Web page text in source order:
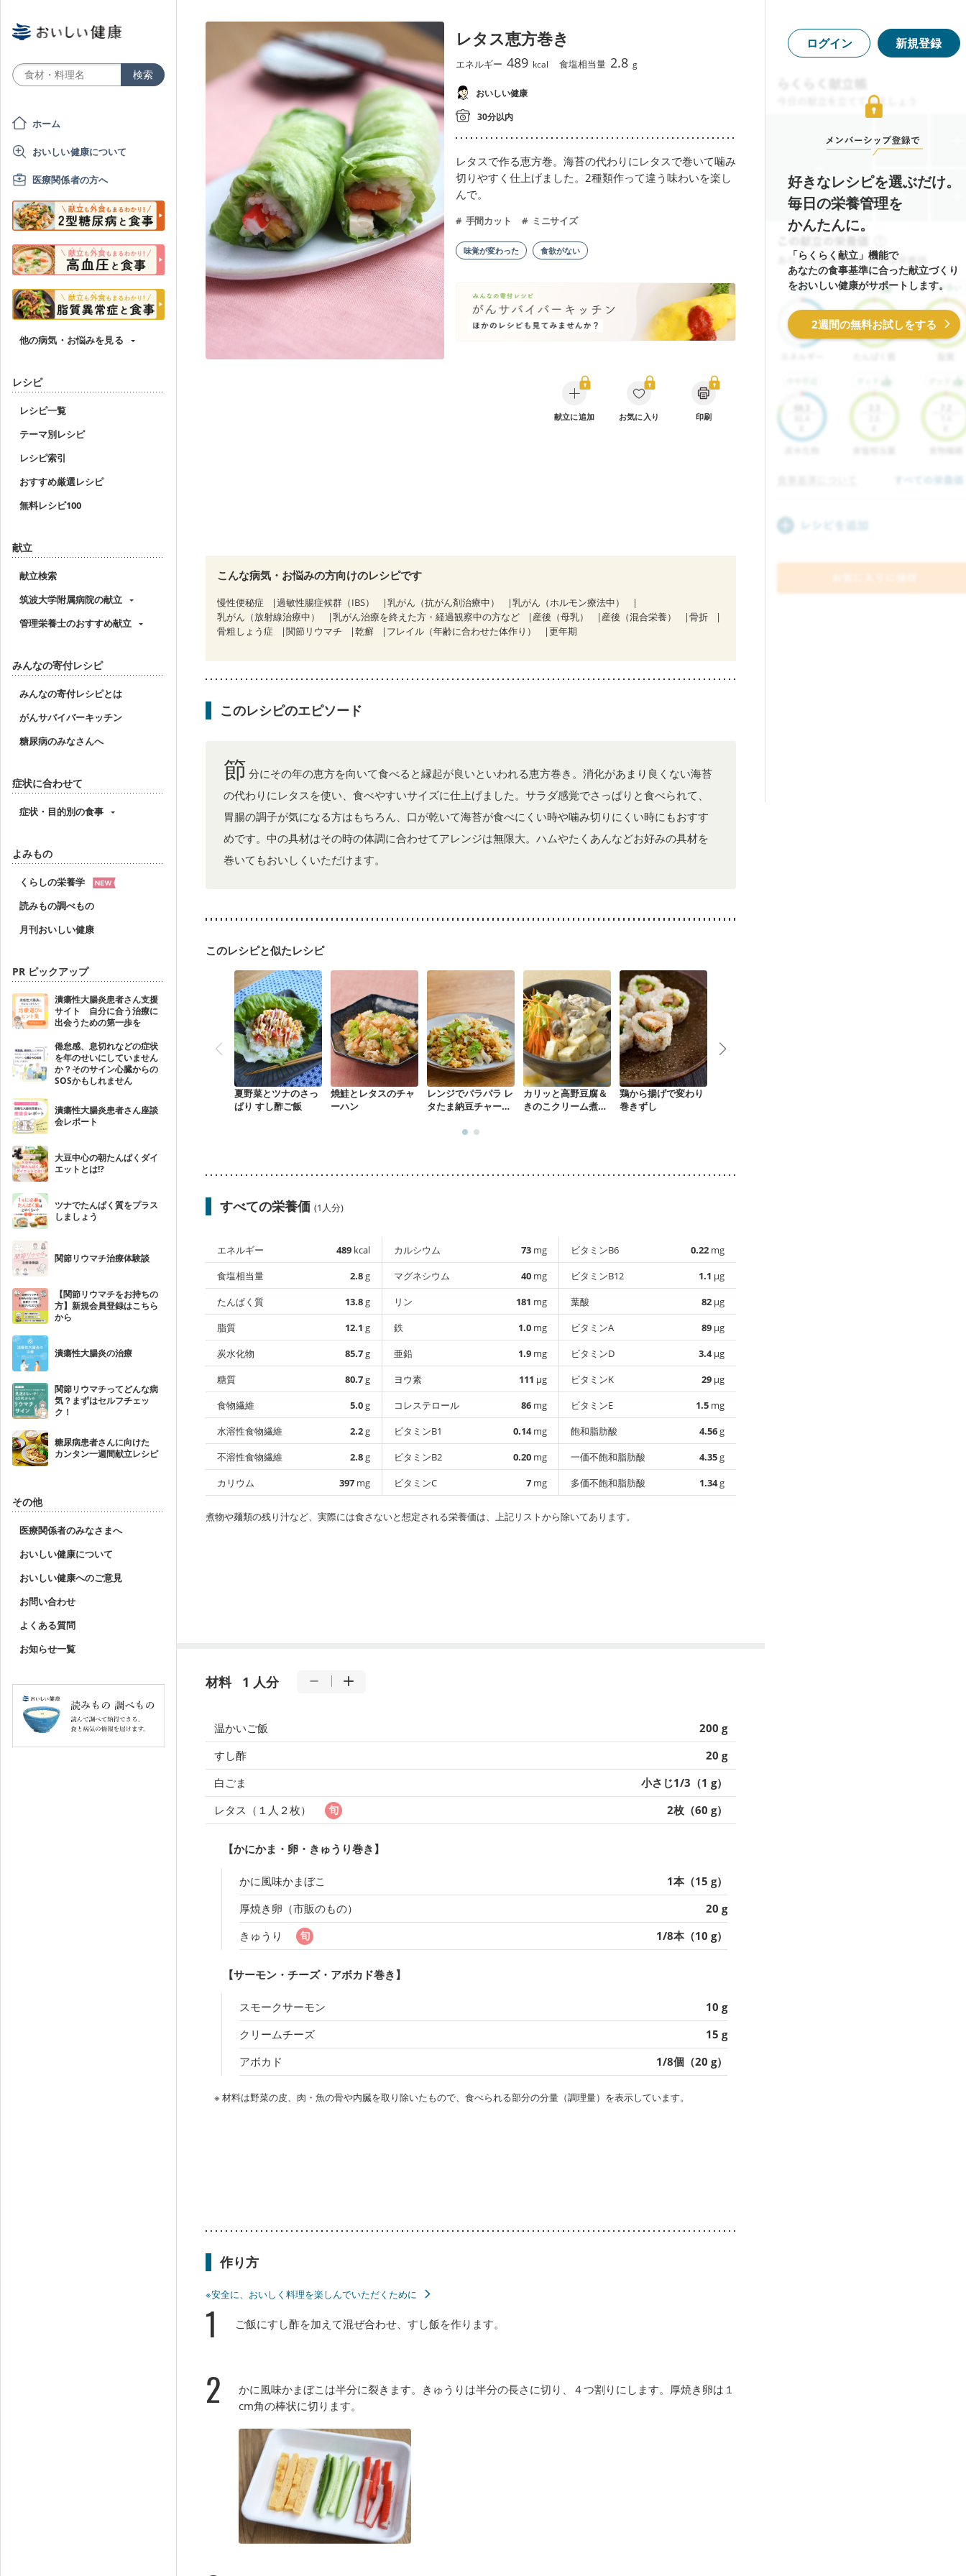
ホーム
おいしい健康について
医療関係者の方へ
他の病気・お悩みを見る
レシピ
レシピ一覧
テーマ別レシピ
レシピ索引
おすすめ厳選レシピ
無料レシピ100
献立
献立検索
筑波大学附属病院の献立
管理栄養士のおすすめ献立
みんなの寄付レシピ
みんなの寄付レシピとは
がんサバイバーキッチン
糖尿病のみなさんへ
症状に合わせて
症状・目的別の食事
よみもの
くらしの栄養学
読みもの調べもの
月刊おいしい健康
PR ピックアップ
潰瘍性大腸炎患者さん支援
サイト 自分に合う治療に
出会うための第一歩を
倦怠感、息切れなどの症状
を年のせいにしていません
か？そのサイン心臓からの
SOSかもしれません
潰瘍性大腸炎患者さん座談
会レポート
大豆中心の朝たんぱくダイ
エットとは!?
ツナでたんぱく質をプラス
しましょう
関節リウマチ治療体験談
【関節リウマチをお持ちの
方】新規会員登録はこちら
から
潰瘍性大腸炎の治療
関節リウマチってどんな病
気？まずはセルフチェッ
ク！
糖尿病患者さんに向けた
カンタン一週間献立レシピ
その他
医療関係者のみなさまへ
おいしい健康について
おいしい健康へのご意見
お問い合わせ
よくある質問
お知らせ一覧
レタス恵方巻き
エネルギー 489 kcal 食塩相当量 2.8 g
おいしい健康
30分以内
レタスで作る恵方巻。海苔の代わりにレタスで巻いて噛み
切りやすく仕上げました。2種類作って違う味わいを楽し
んで。
手間カット ミニサイズ
味覚が変わった 食欲がない
献立に追加 お気に入り 印刷
こんな病気・お悩みの方向けのレシピです
慢性便秘症 過敏性腸症候群（IBS） 乳がん（抗がん剤治療中）
乳がん（ホルモン療法中）
乳がん（放射線治療中）
乳がん治療を終えた方・経過観察中の方など 産後（母乳） 産後（混合栄養）
骨折
骨粗しょう症
関節リウマチ 乾癬 フレイル（年齢に合わせた体作り） 更年期
このレシピのエピソード
節 分にその年の恵方を向いて食べると縁起が良いといわれる恵方巻き。消化があまり良くない海苔
の代わりにレタスを使い、食べやすいサイズに仕上げました。サラダ感覚でさっぱりと食べられて、
胃腸の調子が気になる方はもちろん、口が乾いて海苔が食べにくい時や噛み切りにくい時にもおすす
めです。中の具材はその時の体調に合わせてアレンジは無限大。ハムやたくあんなどお好みの具材を
巻いてもおいしくいただけます。
このレシピと似たレシピ
夏野菜とツナのさっ
ぱり すし酢ご飯
焼鮭とレタスのチャ
ーハン
レンジでパラパラ レ
タたま納豆チャーハ
カリッと高野豆腐＆
きのこクリーム煮ど
鶏から揚げで変わり
巻きずし
すべての栄養価 (1人分)
エネルギー 489 kcal
食塩相当量
2.8g
たんぱく質
13.8g
脂質
12.1 g
炭水化物
85.7g
糖質
80.7g
食物繊維
5.0g
水溶性食物繊維
2.2g
不溶性食物繊維
2.8g
カリウム
397 mg
カルシウム 73 mg
マグネシウム
40 mg
リン
181 mg
鉄
1.0 mg
亜鉛
1.9 mg
ヨウ素
111 µg
コレステロール
86 mg
ビタミンB1
0.14mg
ビタミンB2
0.20 mg
ビタミンC
7 mg
ビタミンB6 0.22 mg
ビタミンB12
1.1 µg
葉酸
82 µg
ビタミンA
89 µg
ビタミンD
3.4µg
ビタミンK
29 µg
ビタミンE
1.5 mg
飽和脂肪酸
4.56g
一価不飽和脂肪酸
4.35g
多価不飽和脂肪酸
1.34g
煮物や麺類の残り汁など、実際には食さないと想定される栄養価は、上記リストから除いてあります。
材料 1 人分
温かいご飯
200 g
すし酢
20 g
白ごま
小さじ1/3（1 g）
レタス（１人２枚）
2枚（60 g）
【かにかま・卵・きゅうり巻き】
かに風味かまぼこ
1本（15 g）
厚焼き卵（市販のもの）
20 g
きゅうり
1/8本（10 g）
【サーモン・チーズ・アボカド巻き】
スモークサーモン
10 g
クリームチーズ
15 g
アボカド
1/8個（20 g）
※ 材料は野菜の皮、肉・魚の骨や内臓を取り除いたもので、食べられる部分の分量（調理量）を表示しています。
作り方
※安全に、おいしく料理を楽しんでいただくために
1 ご飯にすし酢を加えて混ぜ合わせ、すし飯を作ります。
2
かに風味かまぼこは半分に裂きます。きゅうりは半分の長さに切り、４つ割りにします。厚焼き卵は１
cm角の棒状に切ります。
ログイン 新規登録
好きなレシピを選ぶだけ。
毎日の栄養管理を
かんたんに。
「らくらく献立」機能で
あなたの食事基準に合った献立づくり
をおいしい健康がサポートします。
2週間の無料お試しをする